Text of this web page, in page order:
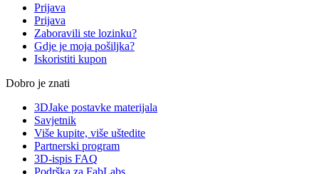
Prijava
Prijava
Zaboravili ste lozinku?
Gdje je moja pošiljka?
Iskoristiti kupon
Dobro je znati
3DJake postavke materijala
Savjetnik
Više kupite, više uštedite
Partnerski program
3D-ispis FAQ
Podrška za FabLabs